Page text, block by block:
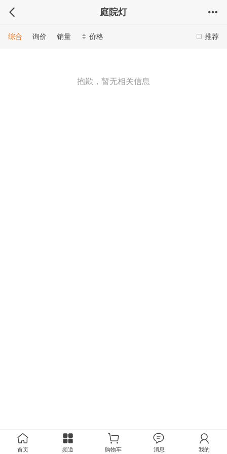
庭院灯
推荐
综合 询价 销量 价格
抱歉，暂无相关信息
首页 频道 购物车 消息 我的